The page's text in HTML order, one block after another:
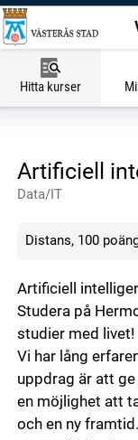
Hitta kurser
Artificiell
Data/IT
Distans, 100
Artificiell
Studera på
studier med livet!
Vi har lång
uppdrag är att
en möjlighet att
och en ny framtid.